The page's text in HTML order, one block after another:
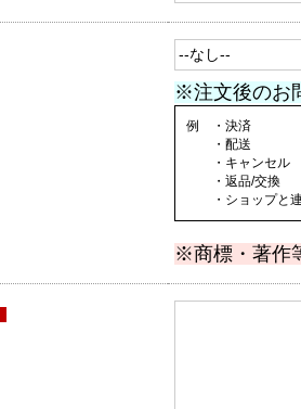
※注文後のお
例 ・決済
・配送
・キャンセル
・返品/交換
・ショップと連
※商標・著作